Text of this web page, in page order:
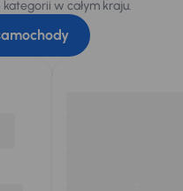
w całym kraju.